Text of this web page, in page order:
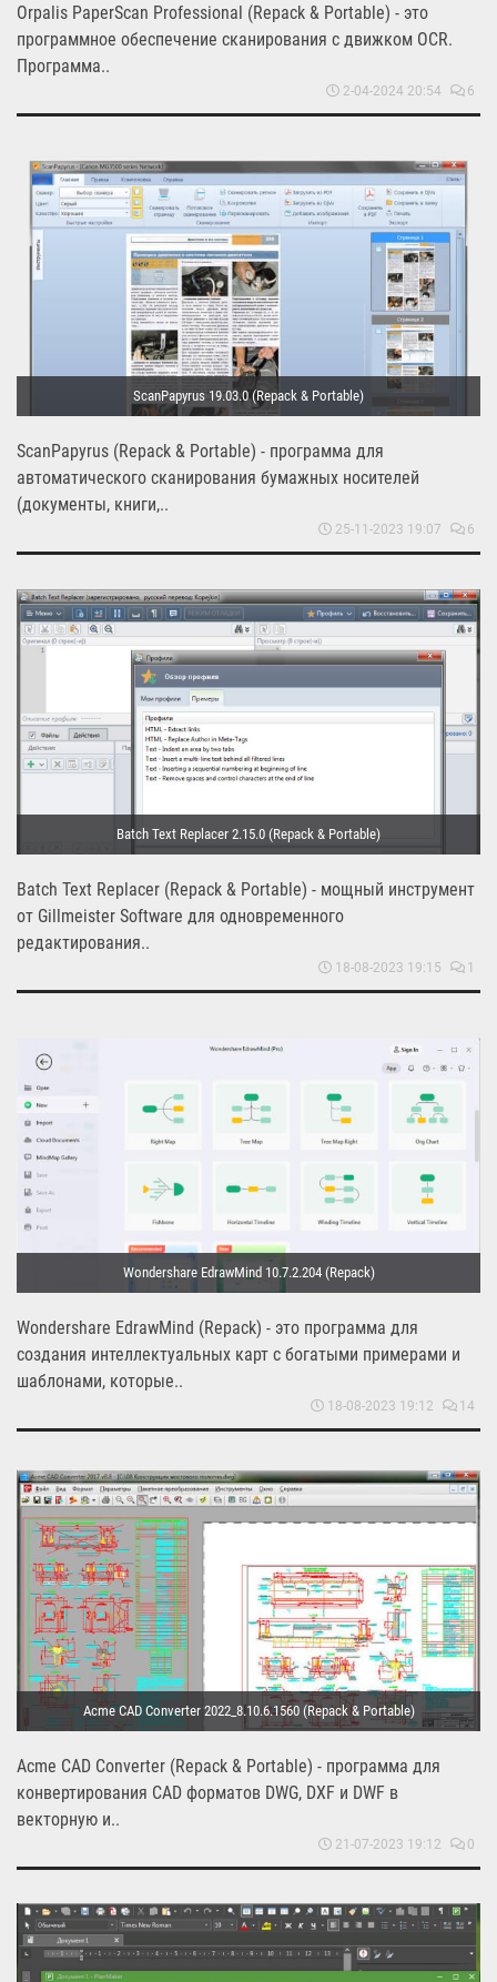
Orpalis PaperScan Professional (Repack & Portable) - это
программное обеспечение сканирования с движком OCR.
Программа..
2-04-2024 20:54 6
ScanPapyrus 19.03.0 (Repack & Portable)
ScanPapyrus (Repack & Portable) - программа для
автоматического сканирования бумажных носителей
(документы, книги,..
25-11-2023 19:07 6
Batch Text Replacer 2.15.0 (Repack & Portable)
Batch Text Replacer (Repack & Portable) - мощный инструмент
от Gillmeister Software для одновременного
редактирования..
18-08-2023 19:15 1
Wondershare EdrawMind 10.7.2.204 (Repack)
Wondershare EdrawMind (Repack) - это программа для
создания интеллектуальных карт с богатыми примерами и
шаблонами, которые..
18-08-2023 19:12 14
Acme CAD Converter 2022_8.10.6.1560 (Repack & Portable)
Acme CAD Converter (Repack & Portable) - программа для
конвертирования CAD форматов DWG, DXF и DWF в
векторную и..
21-07-2023 19:12 0